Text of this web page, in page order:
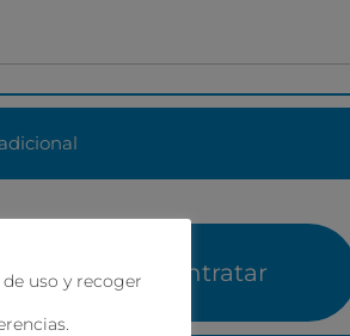
Contratar
uso y recoger